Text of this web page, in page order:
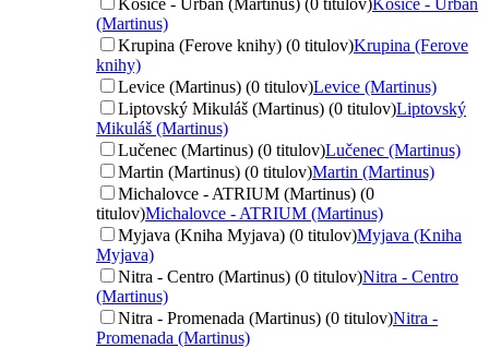
Košice - Urban (Martinus) (0 titulov)Košice - Urban
(Martinus)
Krupina (Ferove knihy) (0 titulov)Krupina (Ferove
knihy)
Levice (Martinus) (0 titulov)Levice (Martinus)
Liptovský Mikuláš (Martinus) (0 titulov)Liptovský
Mikuláš (Martinus)
Lučenec (Martinus) (0 titulov)Lučenec (Martinus)
Martin (Martinus) (0 titulov)Martin (Martinus)
Michalovce - ATRIUM (Martinus) (0
titulov)Michalovce - ATRIUM (Martinus)
Myjava (Kniha Myjava) (0 titulov)Myjava (Kniha
Myjava)
Nitra - Centro (Martinus) (0 titulov)Nitra - Centro
(Martinus)
Nitra - Promenada (Martinus) (0 titulov)Nitra -
Promenada (Martinus)